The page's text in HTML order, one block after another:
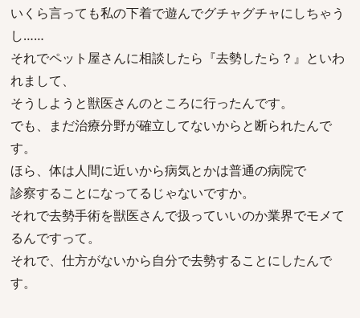
いくら言っても私の下着で遊んでグチャグチャにしちゃう
し……
それでペット屋さんに相談したら『去勢したら？』といわ
れまして、
そうしようと獣医さんのところに行ったんです。
でも、まだ治療分野が確立してないからと断られたんで
す。
ほら、体は人間に近いから病気とかは普通の病院で
診察することになってるじゃないですか。
それで去勢手術を獣医さんで扱っていいのか業界でモメて
るんですって。
それで、仕方がないから自分で去勢することにしたんで
す。